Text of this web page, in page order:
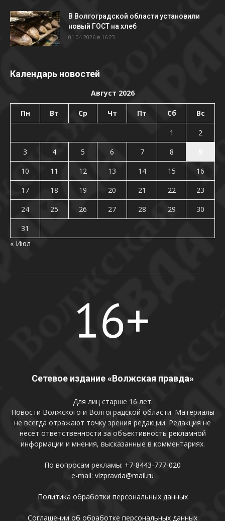
В Волгоградской области установили
новый ГОСТ на хлеб
01.04.2026 в 16:23
Календарь новостей
Август 2026
Пн Вт Ср Чт Пт Сб Вс
1
2
3
4 5 6 7 8
10
11 12 13 14 15
16
17
18 19 20 21 22
23
24
25 26 27 28 29
30
31
« Июл
Сетевое издание «Волжская правда»
Для лиц старше 16 лет.
Новости Волжского и Волгоградской области. Материалы
не всегда отражают точку зрения редакции. Редакция не
несет ответственности за объективность рекламной
информации и мнения, высказанные в комментариях.
По вопросам рекламы: +7-8443-777-020
e-mail: vlzpravda@mail.ru
Политика обработки персональных данных
Соглашении об обработке персональных данных